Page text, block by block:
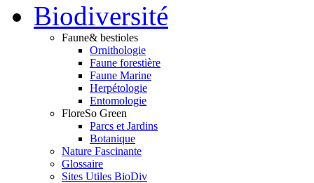
Biodiversité
Faune& bestioles
Ornithologie
Faune forestière
Faune Marine
Herpétologie
Entomologie
FloreSo Green
Parcs et Jardins
Botanique
Nature Fascinante
Glossaire
Sites Utiles BioDiv